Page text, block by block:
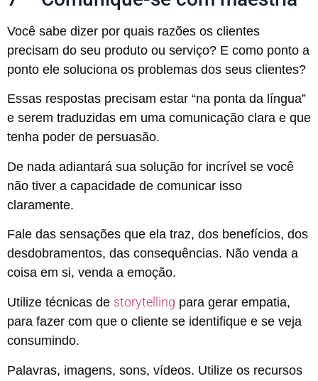
Você sabe dizer por quais razões os clientes
precisam do seu produto ou serviço? E como ponto a
ponto ele soluciona os problemas dos seus clientes?
Essas respostas precisam estar “na ponta da língua”
e serem traduzidas em uma comunicação clara e que
tenha poder de persuasão.
De nada adiantará sua solução for incrível se você
não tiver a capacidade de comunicar isso
claramente.
Fale das sensações que ela traz, dos benefícios, dos
desdobramentos, das consequências. Não venda a
coisa em si, venda a emoção.
Utilize técnicas de storytelling para gerar empatia,
para fazer com que o cliente se identifique e se veja
consumindo.
Palavras, imagens, sons, vídeos. Utilize os recursos